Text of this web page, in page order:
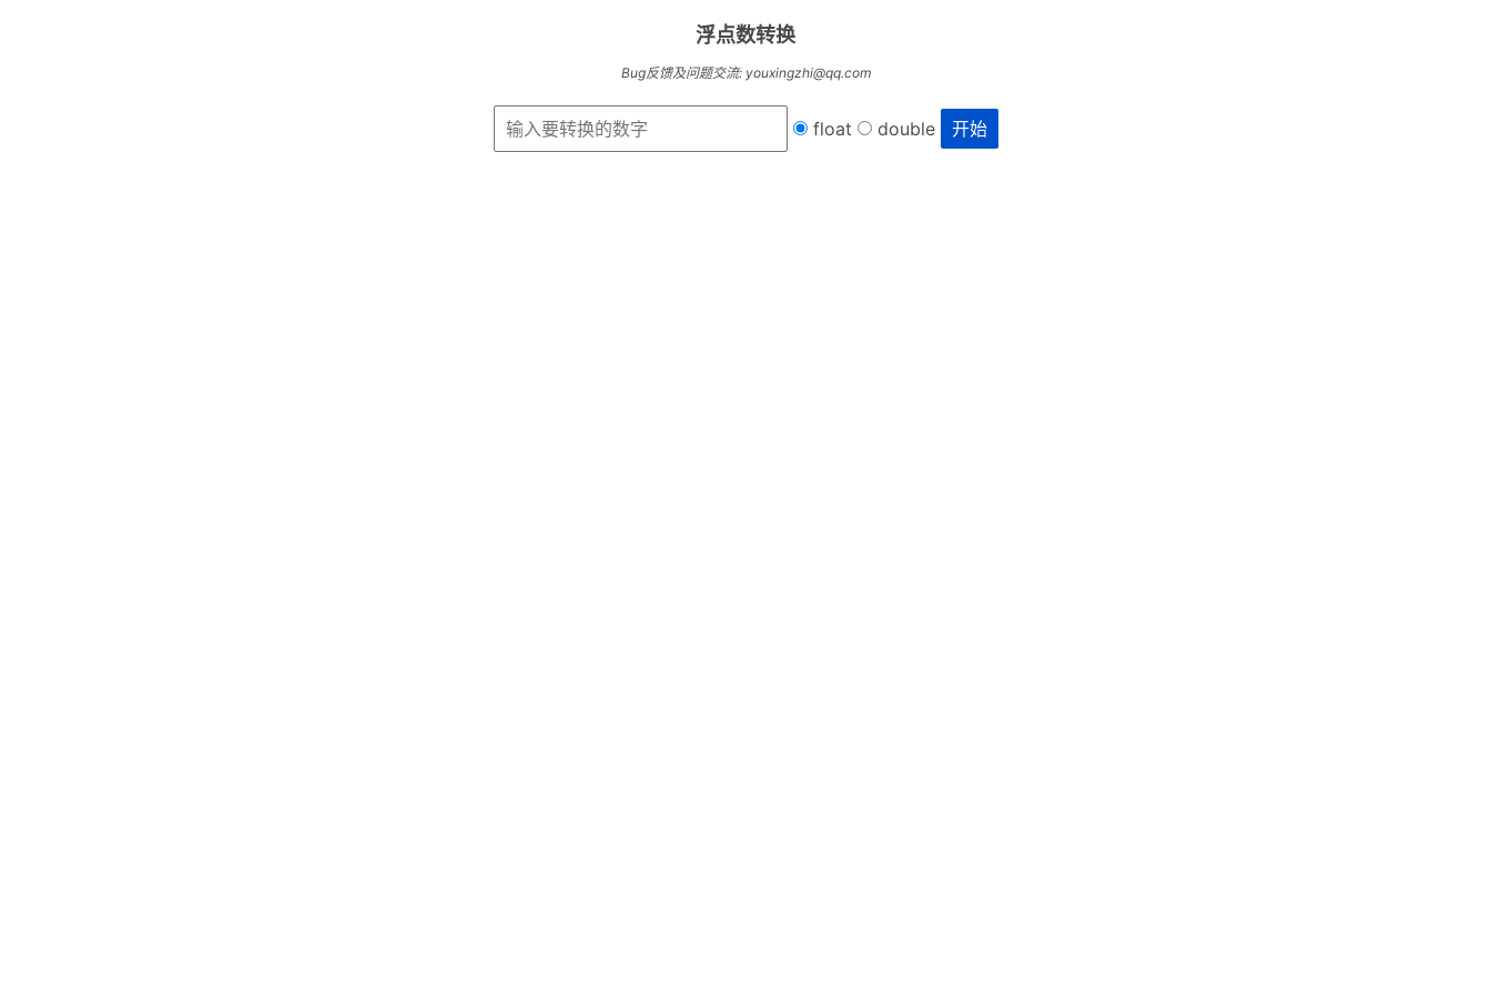
浮点数转换
Bug反馈及问题交流: youxingzhi@qq.com
float double 开始